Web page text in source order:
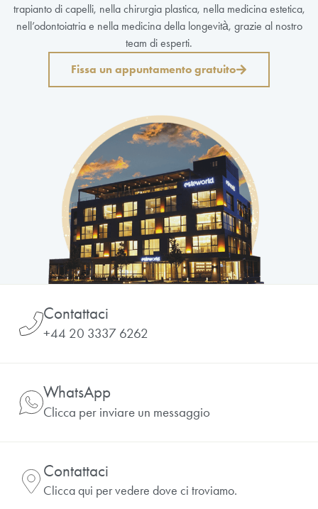
trapianto di capelli, nella chirurgia plastica, nella medicina estetica,
nell’odontoiatria e nella medicina della longevità, grazie al nostro
team di esperti.
Fissa un appuntamento gratuito
Contattaci
+44 20 3337 6262
WhatsApp
Clicca per inviare un messaggio
Contattaci
Clicca qui per vedere dove ci troviamo.